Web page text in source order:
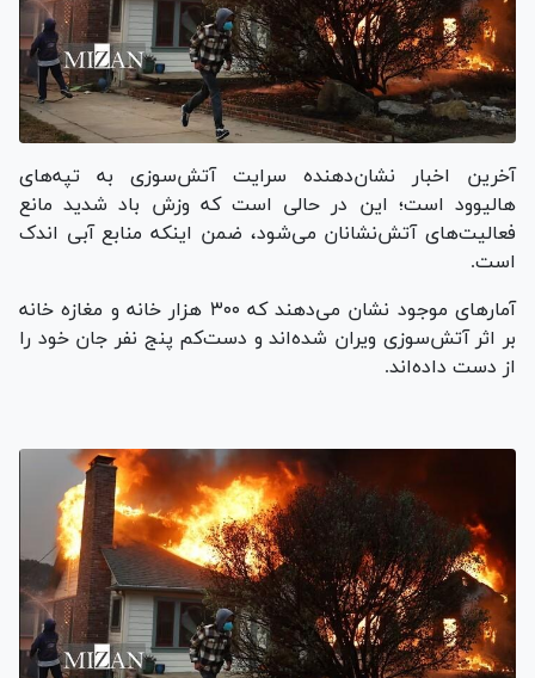
آخرین اخبار نشان‌دهنده سرایت آتش‌سوزی به تپه‌های
هالیوود است؛ این در حالی است که وزش باد شدید مانع
فعالیت‌های آتش‌نشانان می‌شود، ضمن اینکه منابع آبی اندک
است.
آمار‌های موجود نشان می‌دهند که ۳۰۰ هزار خانه و مغازه خانه
بر اثر آتش‌سوزی ویران شده‌اند و دست‌کم پنج نفر جان خود را
از دست داده‌اند.